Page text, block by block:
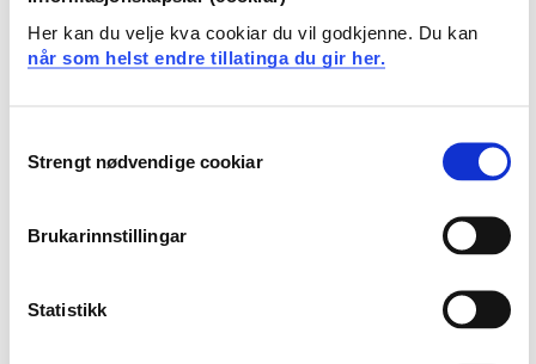
Her kan du velje kva cookiar du vil godkjenne. Du kan
når som helst endre tillatinga du gir her.
Selection
Strengt nødvendige cookiar
Brukarinnstillingar
Statistikk